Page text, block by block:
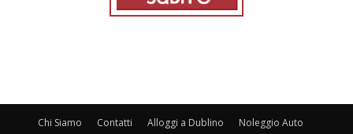
Chi Siamo Contatti Alloggi a Dublino
Noleggio Auto